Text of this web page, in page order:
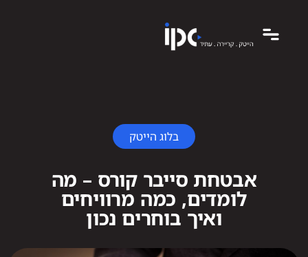
בלוג הייטק
אבטחת סייבר קורס – מה
לומדים, כמה מרוויחים
ואיך בוחרים נכון